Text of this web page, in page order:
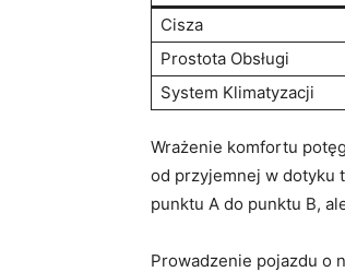
Cisza
Prostota Obsługi
System Klimatyzacji
Wrażenie komfortu
od przyjemnej w ⁤dotyku
punktu A do punktu⁤ B,
Prowadzenie pojazdu o